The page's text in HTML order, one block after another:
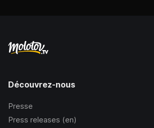
Découvrez-nous
Presse
Press releases (en)